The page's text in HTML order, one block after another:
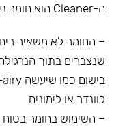
ה-Cleaner הוא חומר ניקוי לנרגילה.
– החומר לא משאיר ריח
שנצברים בתוך
לוונדר או לימונים.
– השימוש בחומר בטוח